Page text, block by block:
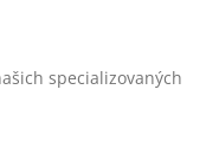
specializovaných